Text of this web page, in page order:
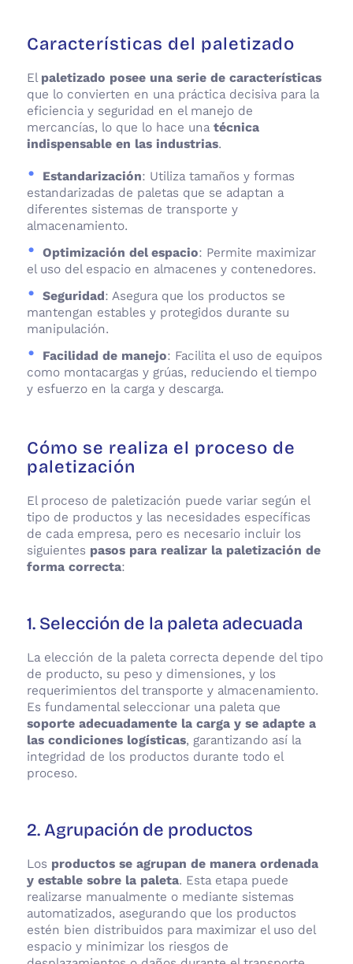
Características del paletizado
El paletizado posee una serie de características
que lo convierten en una práctica decisiva para la
eficiencia y seguridad en el manejo de
mercancías, lo que lo hace una técnica
indispensable en las industrias.
Estandarización: Utiliza tamaños y formas
estandarizadas de paletas que se adaptan a
diferentes sistemas de transporte y
almacenamiento.
Optimización del espacio: Permite maximizar
el uso del espacio en almacenes y contenedores.
Seguridad: Asegura que los productos se
mantengan estables y protegidos durante su
manipulación.
Facilidad de manejo: Facilita el uso de equipos
como montacargas y grúas, reduciendo el tiempo
y esfuerzo en la carga y descarga.
Cómo se realiza el proceso de
paletización
El proceso de paletización puede variar según el
tipo de productos y las necesidades específicas
de cada empresa, pero es necesario incluir los
siguientes pasos para realizar la paletización de
forma correcta:
1. Selección de la paleta adecuada
La elección de la paleta correcta depende del tipo
de producto, su peso y dimensiones, y los
requerimientos del transporte y almacenamiento.
Es fundamental seleccionar una paleta que
soporte adecuadamente la carga y se adapte a
las condiciones logísticas, garantizando así la
integridad de los productos durante todo el
proceso.
2. Agrupación de productos
Los productos se agrupan de manera ordenada
y estable sobre la paleta. Esta etapa puede
realizarse manualmente o mediante sistemas
automatizados, asegurando que los productos
estén bien distribuidos para maximizar el uso del
espacio y minimizar los riesgos de